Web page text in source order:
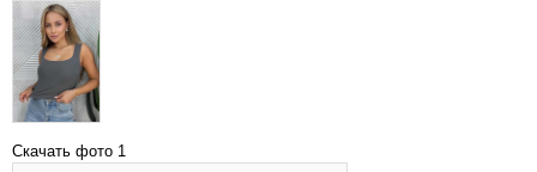
Скачать фото 1